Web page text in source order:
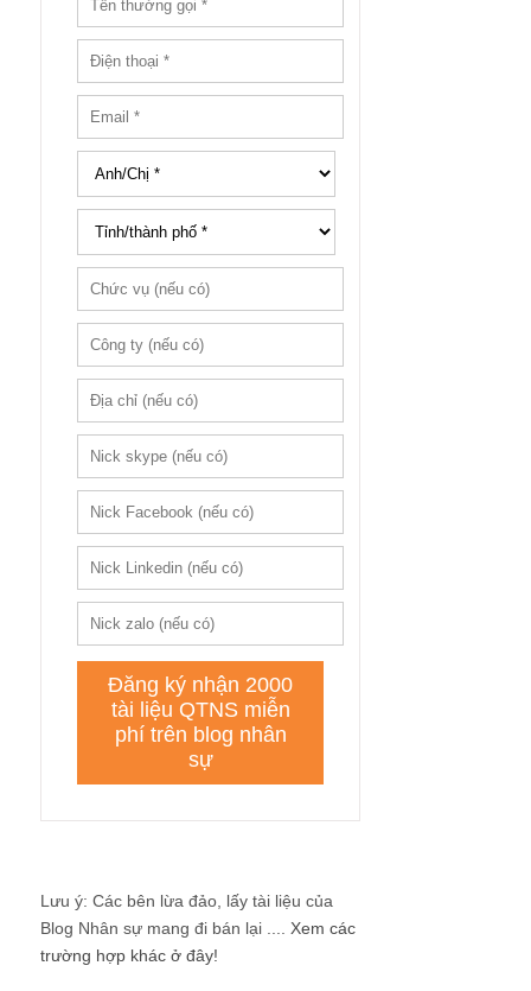
Lưu ý: Các bên lừa đảo, lấy tài liệu của
Blog Nhân sự mang đi bán lại .... Xem các
trường hợp khác ở đây!